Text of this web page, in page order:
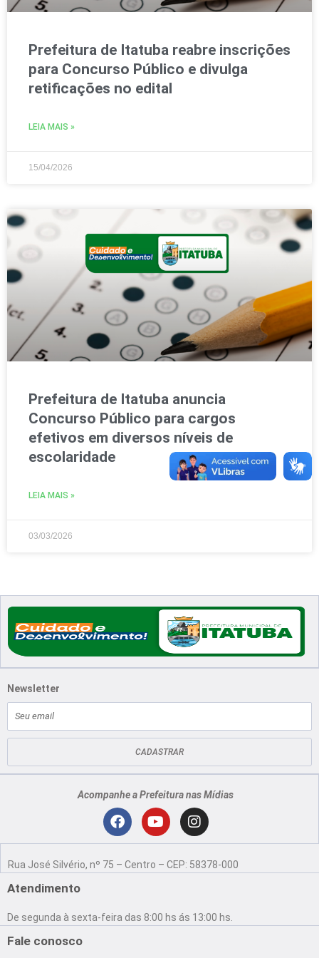
Prefeitura de Itatuba reabre inscrições
para Concurso Público e divulga
retificações no edital
LEIA MAIS »
15/04/2026
Prefeitura de Itatuba anuncia
Concurso Público para cargos
efetivos em diversos níveis de
escolaridade
LEIA MAIS »
03/03/2026
Newsletter
mail
CADASTRAR
Acompanhe a Prefeitura nas Mídias
F
c
o
o
Y
u
b
e
I
n
s
g
r
Rua José Silvério, nº 75 – Centro – CEP: 58378-000
Atendimento
De segunda à sexta-feira das 8:00 hs ás 13:00 hs.
Fale conosco